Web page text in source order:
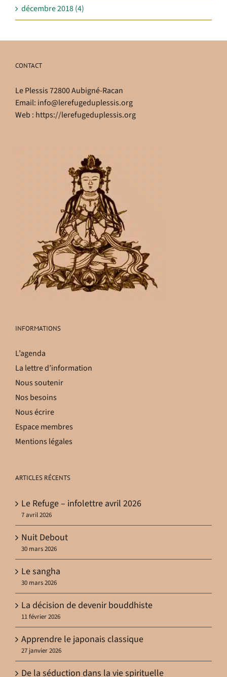
décembre 2018 (4)
CONTACT
Le Plessis 72800 Aubigné-Racan
Email: info@lerefugeduplessis.org
Web : https://lerefugeduplessis.org
INFORMATIONS
L’agenda
La lettre d’information
Nous soutenir
Nos besoins
Nous écrire
Espace membres
Mentions légales
ARTICLES RÉCENTS
Le Refuge – infolettre avril 2026
7 avril 2026
Nuit Debout
30 mars 2026
Le sangha
30 mars 2026
La décision de devenir bouddhiste
11 février 2026
Apprendre le japonais classique
27 janvier 2026
De la séduction dans la vie spirituelle